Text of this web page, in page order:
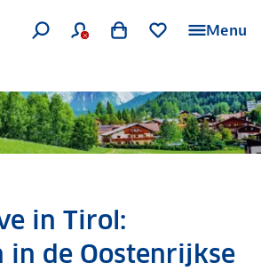
Menu
in Tirol:
in de Oostenrijkse